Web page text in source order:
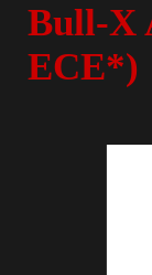
Bull-X
ECE*)